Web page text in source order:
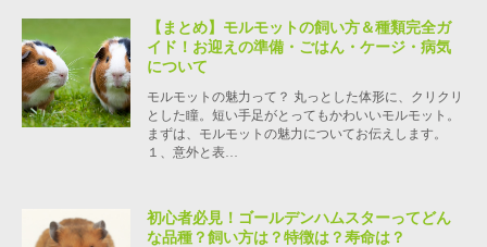
【まとめ】モルモットの飼い方＆種類完全ガ
イド！お迎えの準備・ごはん・ケージ・病気
について
モルモットの魅力って？ 丸っとした体形に、クリクリ
とした瞳。短い手足がとってもかわいいモルモット。
まずは、モルモットの魅力についてお伝えします。
１、意外と表…
初心者必見！ゴールデンハムスターってどん
な品種？飼い方は？特徴は？寿命は？